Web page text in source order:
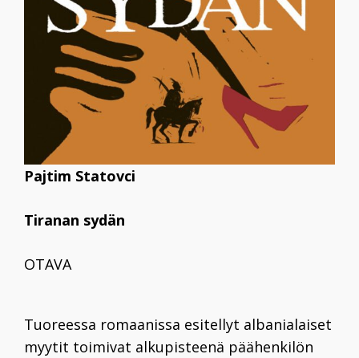
Pajtim Statovci
Tiranan sydän
OTAVA
Tuoreessa romaanissa esitellyt albanialaiset
myytit toimivat alkupisteenä päähenkilön